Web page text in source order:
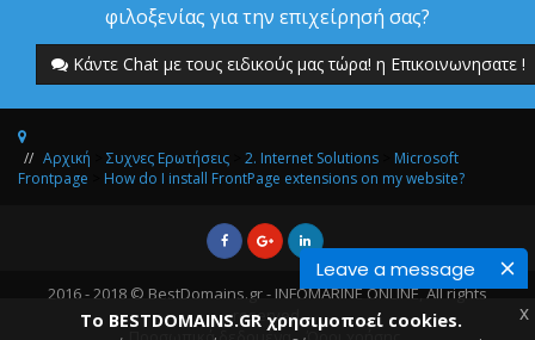
Leave a message
φιλοξενίας για την επιχείρησή σας?
Κάντε Chat με τους ειδικούς μας τώρα! η Επικοινωνησατε !
Αρχική Συχνες Ερωτήσεις 2. Internet Solutions
Microsoft
Frontpage
How do I install FrontPage extensions on my website?
2016 - 2018 © BestDomains.gr - INFOMARINE ONLINE, All rights
reserved.
Το BESTDOMAINS.GR χρησιμοποεί cookies. x